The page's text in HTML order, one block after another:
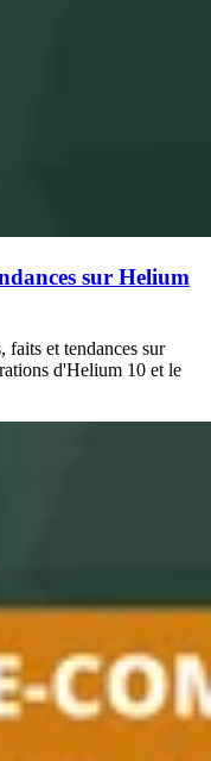
sur Helium
faits et tendances sur
d'Helium 10 et le